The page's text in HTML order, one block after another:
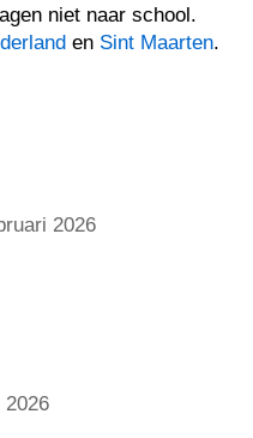
niet naar school.
en Sint Maarten.
2026
2026